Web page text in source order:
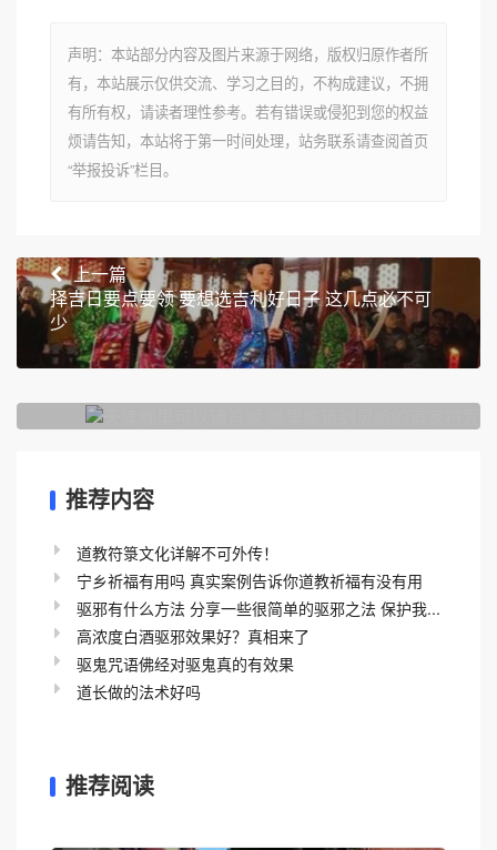
声明：本站部分内容及图片来源于网络，版权归原作者所
有，本站展示仅供交流、学习之目的，不构成建议，不拥
有所有权，请读者理性参考。若有错误或侵犯到您的权益
烦请告知，本站将于第一时间处理，站务联系请查阅首页
“举报投诉”栏目。
上一篇
择吉日要点要领 要想选吉利好日子 这几点必不可
少
下一篇
推荐内容
道教符箓文化详解不可外传！
宁乡祈福有用吗 真实案例告诉你道教祈福有没有用
驱邪有什么方法 分享一些很简单的驱邪之法 保护我...
高浓度白酒驱邪效果好？真相来了
驱鬼咒语佛经对驱鬼真的有效果
道长做的法术好吗
推荐阅读